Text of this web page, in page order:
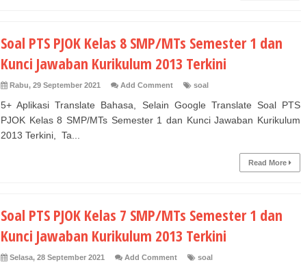
Soal PTS PJOK Kelas 8 SMP/MTs Semester 1 dan
Kunci Jawaban Kurikulum 2013 Terkini
Rabu, 29 September 2021 Add Comment soal
5+ Aplikasi Translate Bahasa, Selain Google Translate Soal PTS
PJOK Kelas 8 SMP/MTs Semester 1 dan Kunci Jawaban Kurikulum
2013 Terkini, Ta...
Read More
Soal PTS PJOK Kelas 7 SMP/MTs Semester 1 dan
Kunci Jawaban Kurikulum 2013 Terkini
Selasa, 28 September 2021 Add Comment soal